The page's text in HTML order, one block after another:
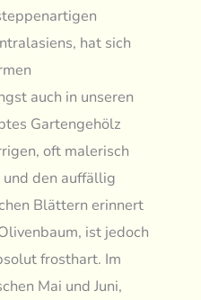
hat sich
auch in unseren
Gartengehölz
oft malerisch
den auffällig
Blättern erinnert
ist jedoch
frosthart. Im
Mai und Juni,